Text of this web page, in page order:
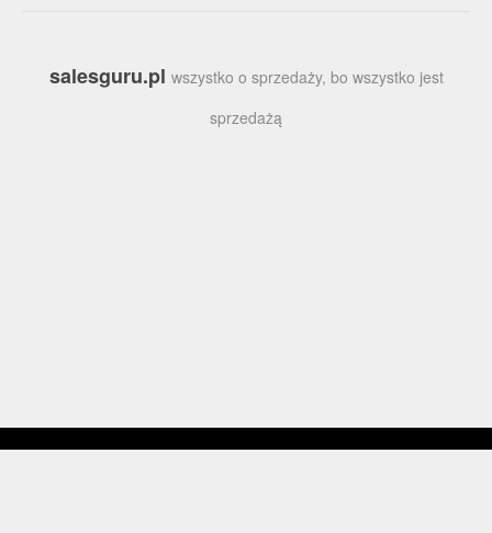
salesguru.pl wszystko o sprzedaży, bo wszystko jest
sprzedażą